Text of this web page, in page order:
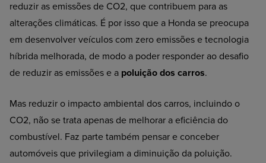
reduzir as emissões de CO2, que contribuem para as
alterações climáticas. É por isso que a Honda se preocupa
em desenvolver veículos com zero emissões e tecnologia
híbrida melhorada, de modo a poder responder ao desafio
de reduzir as emissões e a poluição dos carros.
Mas reduzir o impacto ambiental dos carros, incluindo o
CO2, não se trata apenas de melhorar a eficiência do
combustível. Faz parte também pensar e conceber
automóveis que privilegiam a diminuição da poluição.